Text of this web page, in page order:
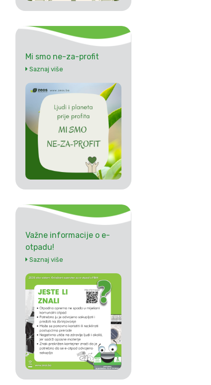
Mi smo ne-za-profit
Saznaj više
Važne informacije o e-
otpadu!
Saznaj više